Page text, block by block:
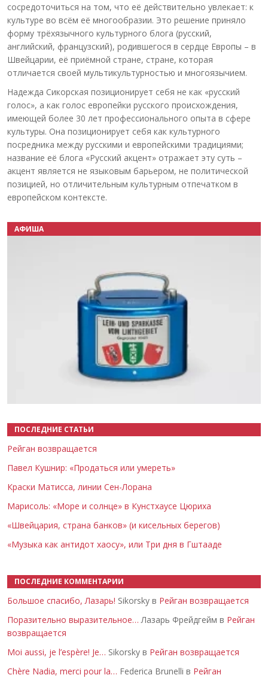
сосредоточиться на том, что её действительно увлекает: к
культуре во всём её многообразии. Это решение приняло
форму трёхязычного культурного блога (русский,
английский, французский), родившегося в сердце Европы – в
Швейцарии, её приёмной стране, стране, которая
отличается своей мультикультурностью и многоязычием.
Надежда Сикорская позиционирует себя не как «русский
голос», а как голос европейки русского происхождения,
имеющей более 30 лет профессионального опыта в сфере
культуры. Она позиционирует себя как культурного
посредника между русскими и европейскими традициями;
название её блога «Русский акцент» отражает эту суть –
акцент является не языковым барьером, не политической
позицией, но отличительным культурным отпечатком в
европейском контексте.
АФИША
ПОСЛЕДНИЕ СТАТЬИ
Рейган возвращается
Павел Кушнир: «Продаться или умереть»
Краски Матисса, линии Сен-Лорана
Марисоль: «Море и солнце» в Кунстхаусе Цюриха
«Швейцария, страна банков» (и кисельных берегов)
«Музыка как антидот хаосу», или Три дня в Гштааде
ПОСЛЕДНИЕ КОММЕНТАРИИ
Большое спасибо, Лазарь! Sikorsky в Рейган возвращается
Поразительно выразительное… Лазарь Фрейдгейм в Рейган
возвращается
Moi aussi, je l’espère! Je… Sikorsky в Рейган возвращается
Chère Nadia, merci pour la… Federica Brunelli в Рейган